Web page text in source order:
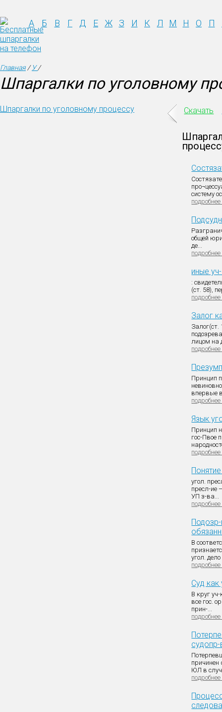
А Б В Г Д Е Ж З И К Л М Н О П
Главная/ У/
Шпаргалки по уголовному
Шпаргалки по уголовному процессу Скачать
систему
подробнее
общей
де...
подробнее
иные
:
(ст. 58),
подробнее
Залог
Залог(ст.
лицом на
подробнее
Принцип
впервые
подробнее
Язык
Принцип
гос-Пвое
подробнее
угол.
пресл-ие
УП з-ва...
подробнее
Подозр-
В
угол. дело
подробнее
Суд как
В круг
все гос.
прин-...
подробнее
ЮЛ в
подробнее